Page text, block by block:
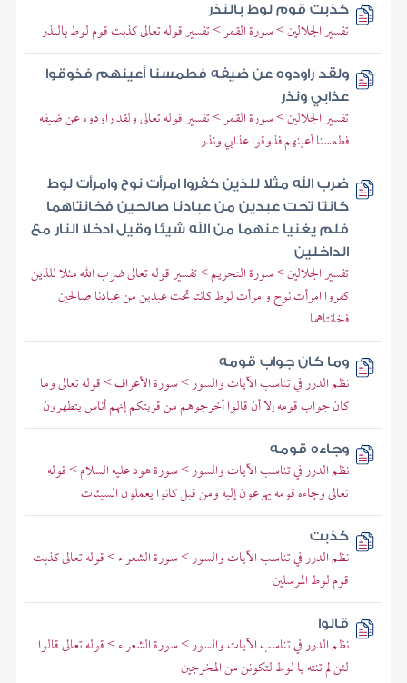
كذبت قوم لوط بالنذر
تفسير الجلالين > سورة القمر > تفسير قوله تعالى كذبت قوم لوط بالنذر
ولقد راودوه عن ضيفه فطمسنا أعينهم فذوقوا
عذابي ونذر
تفسير الجلالين > سورة القمر > تفسير قوله تعالى ولقد راودوه عن ضيفه
فطمسنا أعينهم فذوقوا عذابي ونذر
ضرب الله مثلا للذين كفروا امرأت نوح وامرأت لوط
كانتا تحت عبدين من عبادنا صالحين فخانتاهما
فلم يغنيا عنهما من الله شيئا وقيل ادخلا النار مع
الداخلين
تفسير الجلالين > سورة التحريم > تفسير قوله تعالى ضرب الله مثلا للذين
كفروا امرأت نوح وامرأت لوط كانتا تحت عبدين من عبادنا صالحين
فخانتاهما
وما كان جواب قومه
نظم الدرر في تناسب الآيات والسور > سورة الأعراف > قوله تعالى وما
كان جواب قومه إلا أن قالوا أخرجوهم من قريتكم إنهم أناس يتطهرون
وجاءه قومه
نظم الدرر في تناسب الآيات والسور > سورة هود عليه السلام > قوله
تعالى وجاءه قومه يهرعون إليه ومن قبل كانوا يعملون السيئات
كذبت
نظم الدرر في تناسب الآيات والسور > سورة الشعراء > قوله تعالى كذبت
قوم لوط المرسلين
قالوا
نظم الدرر في تناسب الآيات والسور > سورة الشعراء > قوله تعالى قالوا
لئن لم تنته يا لوط لتكونن من المخرجين